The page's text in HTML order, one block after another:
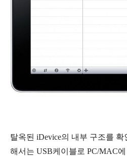
탈옥된 iDevice의 내부 구조를
해서는 USB케이블로 PC/MAC에